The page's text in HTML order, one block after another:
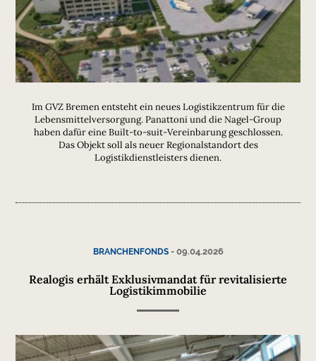
Im GVZ Bremen entsteht ein neues Logistikzentrum für die
Lebensmittelversorgung. Panattoni und die Nagel-Group
haben dafür eine Built-to-suit-Vereinbarung geschlossen.
Das Objekt soll als neuer Regionalstandort des
Logistikdienstleisters dienen.
BRANCHENFONDS- 09.04.2026
Realogis erhält Exklusivmandat für revitalisierte
Logistikimmobilie